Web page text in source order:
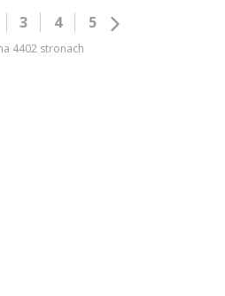
3 4 5
4402 stronach